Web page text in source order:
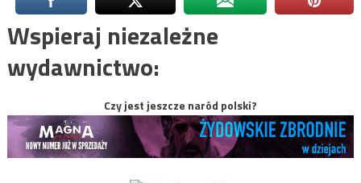
Wspieraj niezależne
wydawnictwo:
Czy jest jeszcze naród polski?